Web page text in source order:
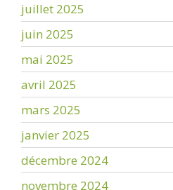
juillet 2025
juin 2025
mai 2025
avril 2025
mars 2025
janvier 2025
décembre 2024
novembre 2024